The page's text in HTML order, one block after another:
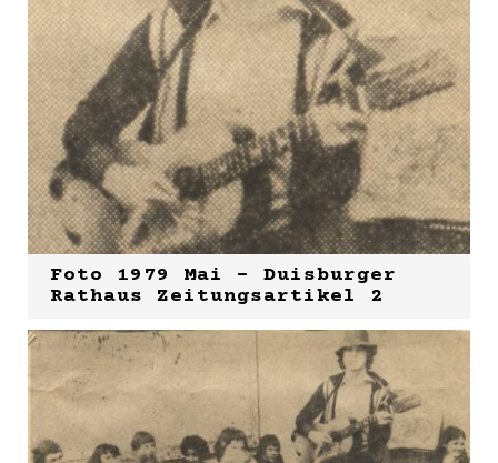
Foto 1979 Mai - Duisburger
Rathaus Zeitungsartikel 2